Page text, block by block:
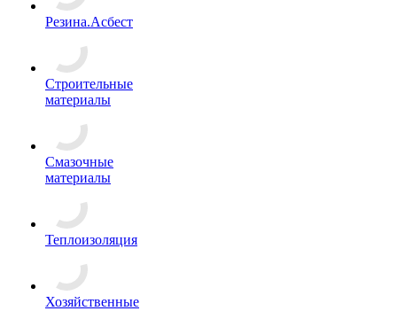
Резина.Асбест
Строительные
материалы
Смазочные
материалы
Теплоизоляция
Хозяйственные